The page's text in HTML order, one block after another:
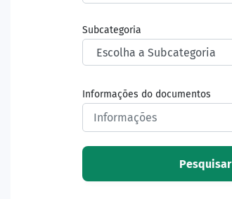
Subcategoria
Informações do documentos
Pesquisar